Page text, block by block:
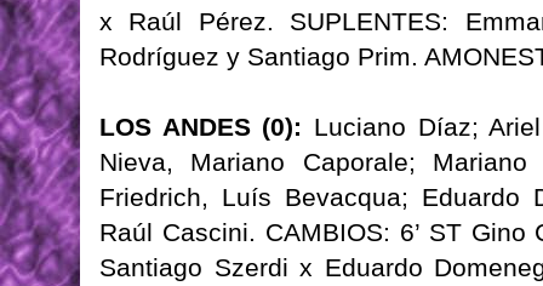
x Raúl Pérez. SUPLENTES:
Rodríguez y Santiago Prim.
LOS ANDES (0): Luciano Díaz;
Nieva, Mariano Caporale;
Friedrich, Luís Bevacqua; Eduardo
Raúl Cascini. CAMBIOS: 6’ ST
Santiago Szerdi x Eduardo